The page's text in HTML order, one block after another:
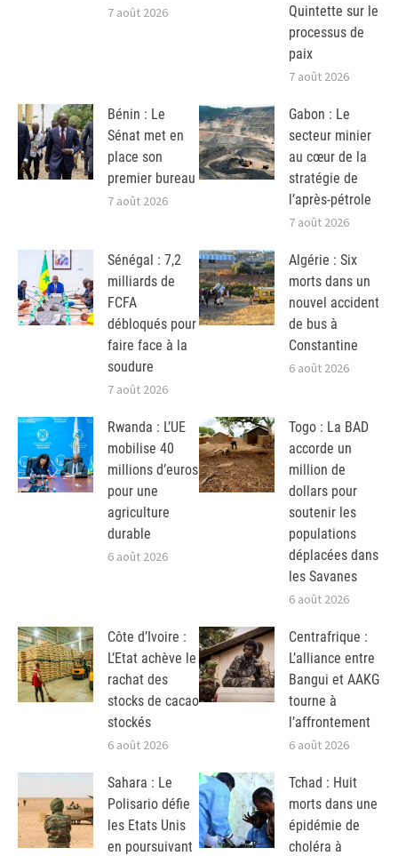
7 août 2026
Quintette sur le
processus de
paix
7 août 2026
Bénin : Le
Sénat met en
place son
premier bureau
7 août 2026
Gabon : Le
secteur minier
au cœur de la
stratégie de
l’après-pétrole
7 août 2026
Sénégal : 7,2
milliards de
FCFA
débloqués pour
faire face à la
soudure
7 août 2026
Algérie : Six
morts dans un
nouvel accident
de bus à
Constantine
6 août 2026
Rwanda : L’UE
mobilise 40
millions d’euros
pour une
agriculture
durable
6 août 2026
Togo : La BAD
accorde un
million de
dollars pour
soutenir les
populations
déplacées dans
les Savanes
6 août 2026
Côte d’Ivoire :
L’Etat achève le
rachat des
stocks de cacao
stockés
6 août 2026
Centrafrique :
L’alliance entre
Bangui et AAKG
tourne à
l’affrontement
6 août 2026
Sahara : Le
Polisario défie
les Etats Unis
en poursuivant
Tchad : Huit
morts dans une
épidémie de
choléra à